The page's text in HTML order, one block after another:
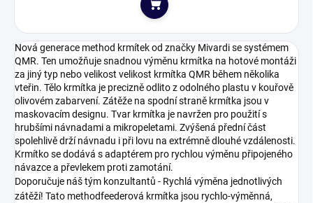
Do košíku
Nová generace method krmítek od značky Mivardi se systémem
QMR. Ten umožňuje snadnou výměnu krmítka na hotové montáži
za jiný typ nebo velikost velikost krmítka QMR během několika
vteřin. Tělo krmítka je precizně odlito z odolného plastu v kouřově
olivovém zabarvení. Zátěže na spodní straně krmítka jsou v
maskovacím designu. Tvar krmítka je navržen pro použití s
hrubšími návnadami a mikropeletami. Zvýšená přední část
spolehlivě drží návnadu i při lovu na extrémně dlouhé vzdálenosti.
Krmítko se dodává s adaptérem pro rychlou výměnu připojeného
návazce a převlekem proti zamotání.
Doporučuje náš tým konzultantů - Rychlá výměna jednotlivých
zátěží! Tato methodfeederová krmítka jsou rychlo-výměnná,